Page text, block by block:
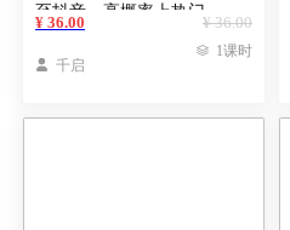
至抖音，高概率上热门
¥ 36.00
¥ 36.00
 千启
 1课时